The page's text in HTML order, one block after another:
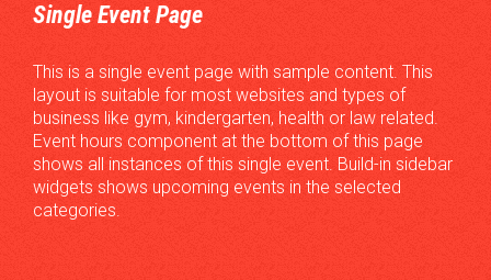
Single Event Page
This is a single event page with sample content. This
layout is suitable for most websites and types of
business like gym, kindergarten, health or law related.
Event hours component at the bottom of this page
shows all instances of this single event. Build-in sidebar
widgets shows upcoming events in the selected
categories.